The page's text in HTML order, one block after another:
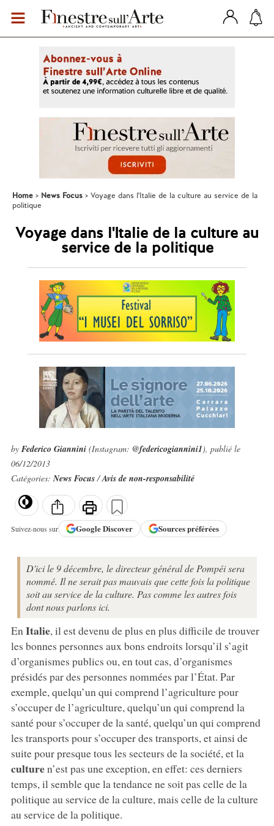
Home News Focus
Voyage dans l'Italie de la culture au service de la
politique
Voyage dans l'Italie de la culture au
service de la politique
by Federico Giannini(Instagram: @federicogiannini1), publié le
06/12/2013
Catégories:News Focus/Avis de non-responsabilité
Suivez-nous sur GoogleDiscover Sources préférées
D'ici le 9 décembre, le directeur général de Pompéi sera
nommé. Il ne serait pas mauvais que cette fois la politique
soit au service de la culture. Pas comme les autres fois
dont nous parlons ici.
En Italie, il est devenu de plus en plus difficile de trouver
les bonnes personnes aux bons endroits lorsqu’il s’agit
d’organismes publics ou, en tout cas, d’organismes
présidés par des personnes nommées par l’État. Par
exemple, quelqu’un qui comprend l’agriculture pour
s’occuper de l’agriculture, quelqu’un qui comprend la
santé pour s’occuper de la santé, quelqu’un qui comprend
les transports pour s’occuper des transports, et ainsi de
suite pour presque tous les secteurs de la société, et la
culturen’est pas une exception, en effet: ces derniers
temps, il semble que la tendance ne soit pas celle de la
politique au service de la culture, mais celle de la culture
au service de la politique.